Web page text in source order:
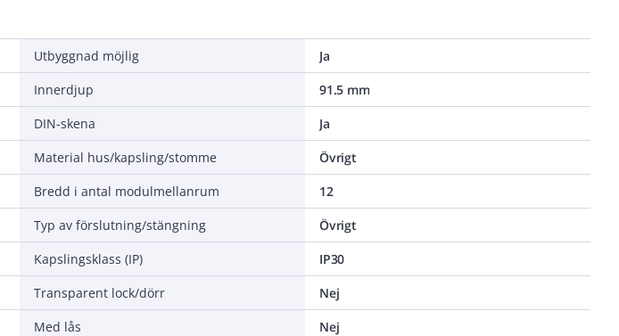
Utbyggnad möjlig
Ja
Innerdjup
91.5 mm
DIN-skena
Ja
Material hus/kapsling/stomme
Övrigt
Bredd i antal modulmellanrum
12
Typ av förslutning/stängning
Övrigt
Kapslingsklass (IP)
IP30
Transparent lock/dörr
Nej
Med lås
Nej